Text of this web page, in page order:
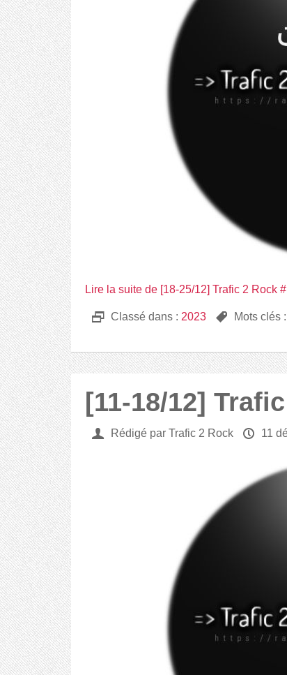
Lire la suite de [18-25/12] Trafic 2 Rock
D Classé dans : 2023 , Mots clés
[11-18/12]
U Rédigé par Trafic 2 Rock P 11